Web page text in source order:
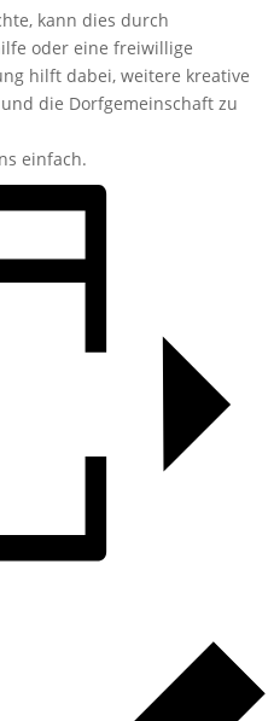
kann dies durch
oder eine freiwillige
hilft dabei, weitere kreative
die Dorfgemeinschaft zu
einfach.